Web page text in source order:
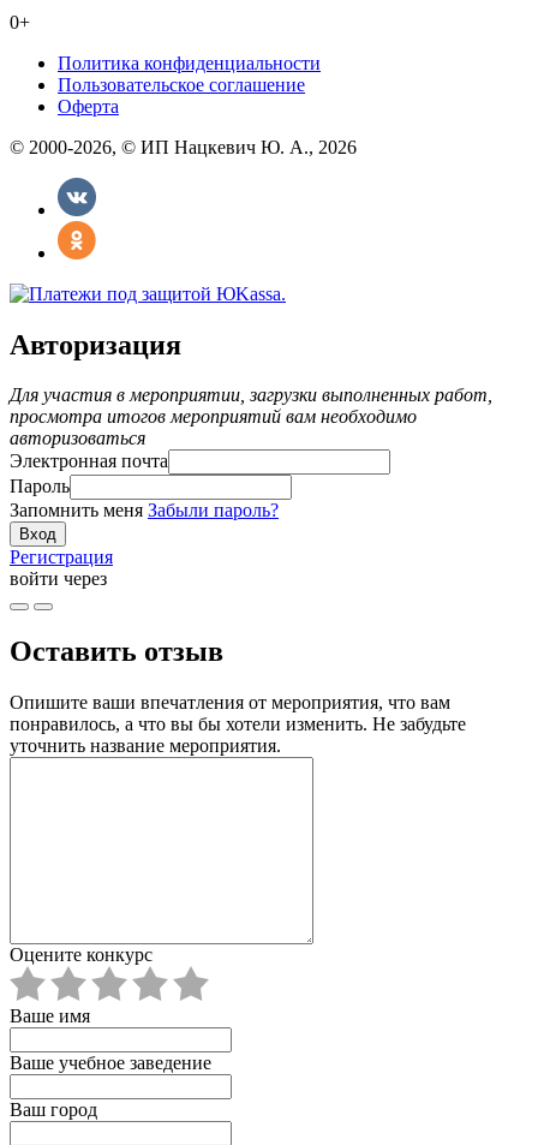
0+
Политика конфиденциальности
Пользовательское соглашение
Оферта
© 2000-2026, © ИП Нацкевич Ю. А., 2026
Авторизация
Для участия в мероприятии, загрузки выполненных работ,
просмотра итогов мероприятий вам необходимо
авторизоваться
Электронная почта
Пароль
Запомнить меня Забыли пароль?
Регистрация
войти через
Оставить отзыв
Опишите ваши впечатления от мероприятия, что вам
понравилось, а что вы бы хотели изменить. Не забудьте
уточнить название мероприятия.
Оцените конкурс
Ваше имя
Ваше учебное заведение
Ваш город